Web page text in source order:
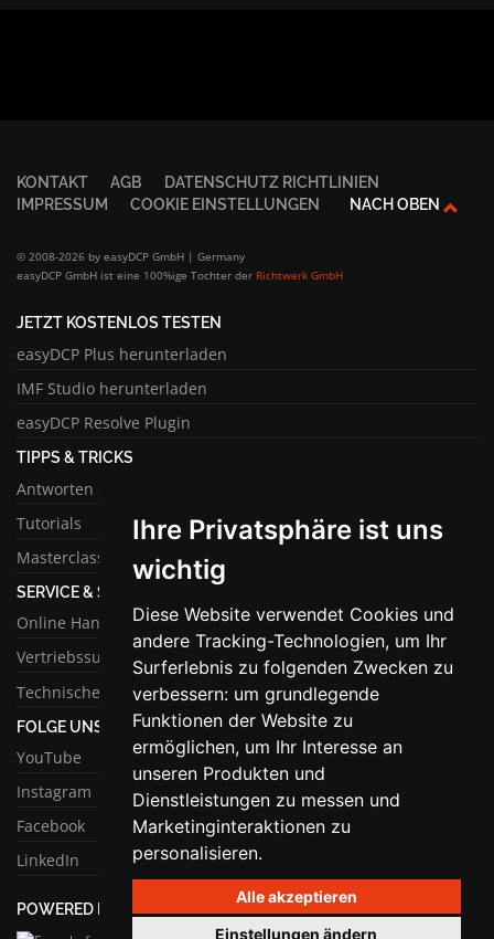
Ihre Privatsphäre ist uns
wichtig
Diese Website verwendet Cookies und
andere Tracking-Technologien, um Ihr
Surferlebnis zu folgenden Zwecken zu
verbessern: um grundlegende
Funktionen der Website zu
ermöglichen, um Ihr Interesse an
unseren Produkten und
Dienstleistungen zu messen und
Marketinginteraktionen zu
personalisieren.
Alle akzeptieren
Einstellungen ändern
KONTAKT AGB
DATENSCHUTZ RICHTLINIEN
IMPRESSUM
COOKIE EINSTELLUNGEN NACH OBEN
© 2008-2026 by easyDCP GmbH | Germany
easyDCP GmbH ist eine 100%ige Tochter der Richtwerk GmbH
JETZT KOSTENLOS TESTEN
easyDCP Plus herunterladen
IMF Studio herunterladen
easyDCP Resolve Plugin
TIPPS & TRICKS
Antworten zu häufigen Fragen
Tutorials
Masterclass
SERVICE & SUPPORT
Online Handbuch
Vertriebssupport
Technischer Support
FOLGE UNS
YouTube
Instagram
Facebook
LinkedIn
POWERED BY